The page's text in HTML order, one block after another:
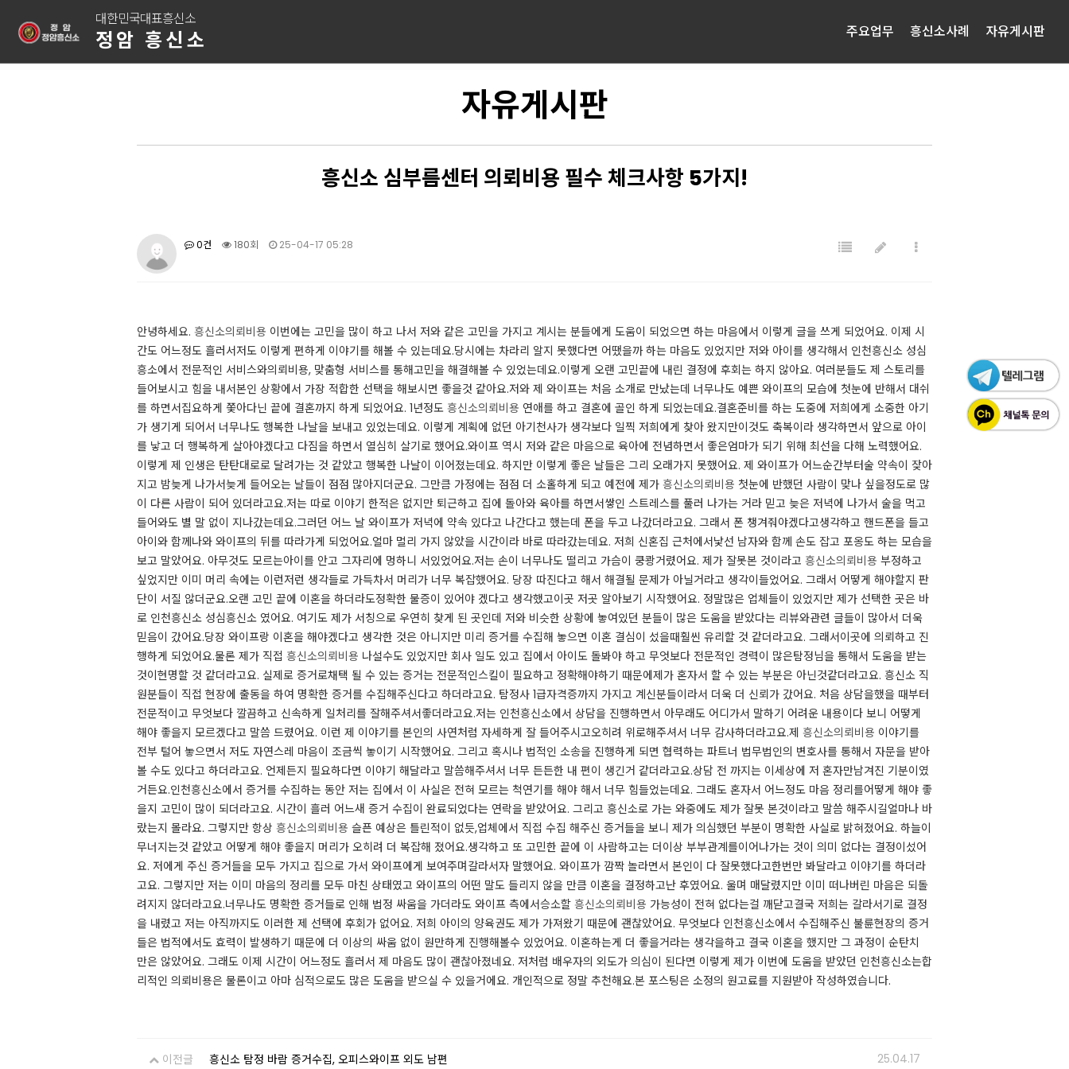
대한민국대표흥신소
정암 흥신소 주요업무 흥신소사례 자유게시판
자유게시판
흥신소 심부름센터 의뢰비용 필수 체크사항 5가지!
0건 180회 25-04-17 05:28
​안녕하세요. 흥신소의뢰비용 이번에는 고민을 많이 하고 나서 저와 같은 고민을 가지고 계시는 분들에게 도움이 되었으면 하는 마음에서 이렇게 글을 쓰게 되었어요. 이제 시
간도 어느정도 흘러서저도 이렇게 편하게 이야기를 해볼 수 있는데요.​당시에는 차라리 알지 못했다면 어땠을까 하는 마음도 있었지만 저와 아이를 생각해서 인천흥신소 성심
흥소에서 전문적인 서비스와의뢰비용, 맞춤형 서비스를 통해고민을 해결해볼 수 있었는데요.이렇게 오랜 고민끝에 내린 결정에 후회는 하지 않아요. 여러분들도 제 스토리를
들어보시고 힘을 내서본인 상황에서 가장 적합한 선택을 해보시면 좋을것 같아요.​​저와 제 와이프는 처음 소개로 만났는데 너무나도 예쁜 와이프의 모습에 첫눈에 반해서 대쉬
를 하면서집요하게 쫓아다닌 끝에 결혼까지 하게 되었어요. 1년정도 흥신소의뢰비용 연애를 하고 결혼에 골인 하게 되었는데요.결혼준비를 하는 도중에 저희에게 소중한 아기
가 생기게 되어서 너무나도 행복한 나날을 보내고 있었는데요. 이렇게 계획에 없던 아기천사가 생각보다 일찍 저희에게 찾아 왔지만이것도 축복이라 생각하면서 앞으로 아이
를 낳고 더 행복하게 살아야겠다고 다짐을 하면서 열심히 살기로 했어요.​​와이프 역시 저와 같은 마음으로 육아에 전념하면서 좋은엄마가 되기 위해 최선을 다해 노력했어요.
이렇게 제 인생은 탄탄대로로 달려가는 것 같았고 행복한 나날이 이어졌는데요. 하지만 이렇게 좋은 날들은 그리 오래가지 못했어요. 제 와이프가 어느순간부터술 약속이 잦아
지고 밤늦게 나가서늦게 들어오는 날들이 점점 많아지더군요. 그만큼 가정에는 점점 더 소홀하게 되고 예전에 제가 흥신소의뢰비용 첫눈에 반했던 사람이 맞나 싶을정도로 많
이 다른 사람이 되어 있더라고요.​저는 따로 이야기 한적은 없지만 퇴근하고 집에 돌아와 육아를 하면서쌓인 스트레스를 풀러 나가는 거라 믿고 늦은 저녁에 나가서 술을 먹고
들어와도 별 말 없이 지나갔는데요.​그러던 어느 날 와이프가 저녁에 약속 있다고 나간다고 했는데 폰을 두고 나갔더라고요. 그래서 폰 챙겨줘야겠다고생각하고 핸드폰을 들고
아이와 함께나와 와이프의 뒤를 따라가게 되었어요.​​얼마 멀리 가지 않았을 시간이라 바로 따라갔는데요. 저희 신혼집 근처에서낯선 남자와 함께 손도 잡고 포옹도 하는 모습을
보고 말았어요. 아무것도 모르는아이를 안고 그자리에 멍하니 서있었어요.저는 손이 너무나도 떨리고 가슴이 쿵쾅거렸어요. 제가 잘못본 것이라고 흥신소의뢰비용 부정하고
싶었지만 이미 머리 속에는 이런저런 생각들로 가득차서 머리가 너무 복잡했어요. 당장 따진다고 해서 해결될 문제가 아닐거라고 생각이들었어요. 그래서 어떻게 해야할지 판
단이 서질 않더군요.​​오랜 고민 끝에 이혼을 하더라도정확한 물증이 있어야 겠다고 생각했고이곳 저곳 알아보기 시작했어요. 정말많은 업체들이 있었지만 제가 선택한 곳은 바
로 인천흥신소 성심흥신소 였어요. 여기도 제가 서칭으로 우연히 찾게 된 곳인데 저와 비슷한 상황에 놓여있던 분들이 많은 도움을 받았다는 리뷰와관련 글들이 많아서 더욱
믿음이 갔어요.당장 와이프랑 이혼을 해야겠다고 생각한 것은 아니지만 미리 증거를 수집해 놓으면 이혼 결심이 섰을때훨씬 유리할 것 같더라고요. 그래서이곳에 의뢰하고 진
행하게 되었어요.​​물론 제가 직접 흥신소의뢰비용 나설수도 있었지만 회사 일도 있고 집에서 아이도 돌봐야 하고 무엇보다 전문적인 경력이 많은탐정님을 통해서 도움을 받는
것이현명할 것 같더라고요. 실제로 증거로채택 될 수 있는 증거는 전문적인스킬이 필요하고 정확해야하기 때문에제가 혼자서 할 수 있는 부분은 아닌것같더라고요. 흥신소 직
원분들이 직접 현장에 출동을 하여 명확한 증거를 수집해주신다고 하더라고요. 탐정사 1급자격증까지 가지고 계신분들이라서 더욱 더 신뢰가 갔어요. 처음 상담을했을 때부터
전문적이고 무엇보다 깔끔하고 신속하게 일처리를 잘해주셔서좋더라고요.​​저는 인천흥신소에서 상담을 진행하면서 아무래도 어디가서 말하기 어려운 내용이다 보니 어떻게
해야 좋을지 모르겠다고 말씀 드렸어요. 이런 제 이야기를 본인의 사연처럼 자세하게 잘 들어주시고오히려 위로해주셔서 너무 감사하더라고요.제 흥신소의뢰비용 이야기를
전부 털어 놓으면서 저도 자연스레 마음이 조금씩 놓이기 시작했어요. 그리고 혹시나 법적인 소송을 진행하게 되면 협력하는 파트너 법무법인의 변호사를 통해서 자문을 받아
볼 수도 있다고 하더라고요. 언제든지 필요하다면 이야기 해달라고 말씀해주셔서 너무 든든한 내 편이 생긴거 같더라고요.상담 전 까지는 이세상에 저 혼자만남겨진 기분이였
거든요.​​인천흥신소에서 증거를 수집하는 동안 저는 집에서 이 사실은 전혀 모르는 척연기를 해야 해서 너무 힘들었는데요. 그래도 혼자서 어느정도 마음 정리를어떻게 해야 좋
을지 고민이 많이 되더라고요. 시간이 흘러 어느새 증거 수집이 완료되었다는 연락을 받았어요. 그리고 흥신소로 가는 와중에도 제가 잘못 본것이라고 말씀 해주시길얼마나 바
랐는지 몰라요. 그렇지만 항상 흥신소의뢰비용 슬픈 예상은 틀린적이 없듯,업체에서 직접 수집 해주신 증거들을 보니 제가 의심했던 부분이 명확한 사실로 밝혀졌어요. 하늘이
무너지는것 같았고 어떻게 해야 좋을지 머리가 오히려 더 복잡해 졌어요.​​생각하고 또 고민한 끝에 이 사람하고는 더이상 부부관계를이어나가는 것이 의미 없다는 결정이섰어
요. 저에게 주신 증거들을 모두 가지고 집으로 가서 와이프에게 보여주며갈라서자 말했어요. 와이프가 깜짝 놀라면서 본인이 다 잘못했다고한번만 봐달라고 이야기를 하더라
고요. 그렇지만 저는 이미 마음의 정리를 모두 마친 상태였고 와이프의 어떤 말도 들리지 않을 만큼 이혼을 결정하고난 후였어요. 울며 매달렸지만 이미 떠나버린 마음은 되돌
려지지 않더라고요.​​너무나도 명확한 증거들로 인해 법정 싸움을 가더라도 와이프 측에서승소할 흥신소의뢰비용 가능성이 전혀 없다는걸 깨닫고결국 저희는 갈라서기로 결정
을 내렸고 저는 아직까지도 이러한 제 선택에 후회가 없어요. 저희 아이의 양육권도 제가 가져왔기 때문에 괜찮았어요. 무엇보다 인천흥신소에서 수집해주신 불륜현장의 증거
들은 법적에서도 효력이 발생하기 때문에 더 이상의 싸움 없이 원만하게 진행해볼수 있었어요.​ 이혼하는게 더 좋을거라는 생각을하고 결국 이혼을 했지만 그 과정이 순탄치
만은 않았어요. 그래도 이제 시간이 어느정도 흘러서 제 마음도 많이 괜찮아졌네요. 저처럼 배우자의 외도가 의심이 된다면 이렇게 제가 이번에 도움을 받았던 인천흥신소는합
리적인 의뢰비용은 물론이고 아마 심적으로도 많은 도움을 받으실 수 있을거에요. 개인적으로 정말 추천해요.​​​본 포스팅은 소정의 원고료를 지원받아 작성하였습니다.​
이전글 흥신소 탐정 바람 증거수집, 오피스와이프 외도 남편 25.04.17